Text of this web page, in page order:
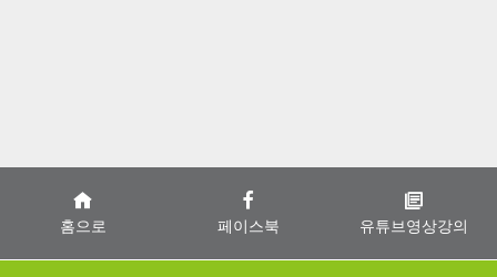
홈으로 페이스북 유튜브영상강의